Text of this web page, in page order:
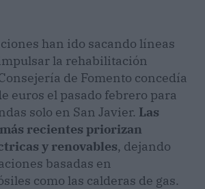
han ido sacando líneas
la rehabilitación
de Fomento concedía
euros el pasado febrero para
solo en San Javier. Las
recientes priorizan
y renovables, dejando
basadas en
como las calderas de gas.